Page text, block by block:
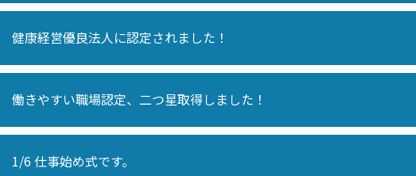
健康経営優良法人に認定されました！
働きやすい職場認定、二つ星取得しました！
1/6 仕事始め式です。